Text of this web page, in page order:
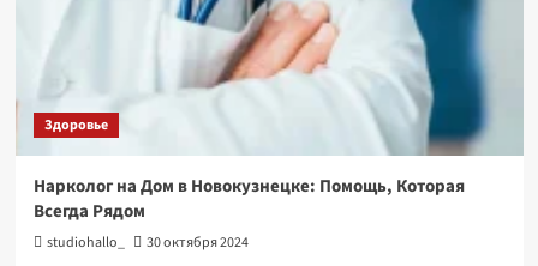
Здоровье
Нарколог на Дом в Новокузнецке: Помощь, Которая
Всегда Рядом
studiohallo_ 30 октября 2024